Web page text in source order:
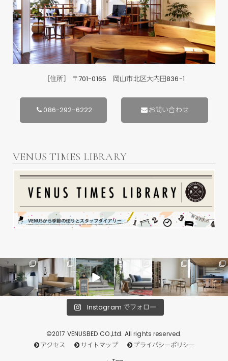
［住所］ 〒701-0165 岡山市北区大内田836-1
086-292-6222 お問い合わせ
VENUS TIMES LIBRARY
Instagram でフォロー
©2017 VENUSBED CO.,Ltd. All rights reserved.
アクセス
サイトマップ
プライバシーポリシー